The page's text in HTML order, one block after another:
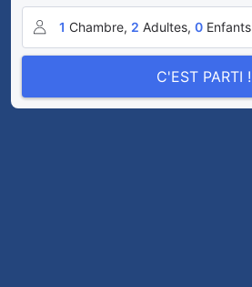
1 Chambre, 2 Adultes, 0 Enfants
C'EST PARTI !